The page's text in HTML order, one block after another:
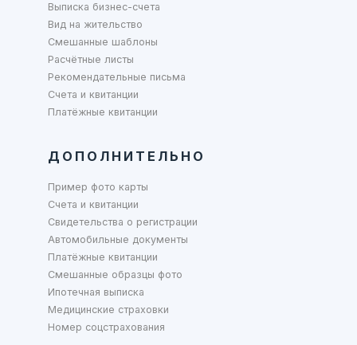
Выписка бизнес-счета
Вид на жительство
Смешанные шаблоны
Расчётные листы
Рекомендательные письма
Счета и квитанции
Платёжные квитанции
ДОПОЛНИТЕЛЬНО
Пример фото карты
Счета и квитанции
Свидетельства о регистрации
Автомобильные документы
Платёжные квитанции
Смешанные образцы фото
Ипотечная выписка
Медицинские страховки
Номер соцстрахования